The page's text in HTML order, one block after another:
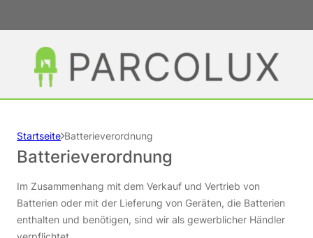
Startseite Batterieverordnung
Batterieverordnung
Im Zusammenhang mit dem Verkauf und Vertrieb von
Batterien oder mit der Lieferung von Geräten, die Batterien
enthalten und benötigen, sind wir als gewerblicher Händler